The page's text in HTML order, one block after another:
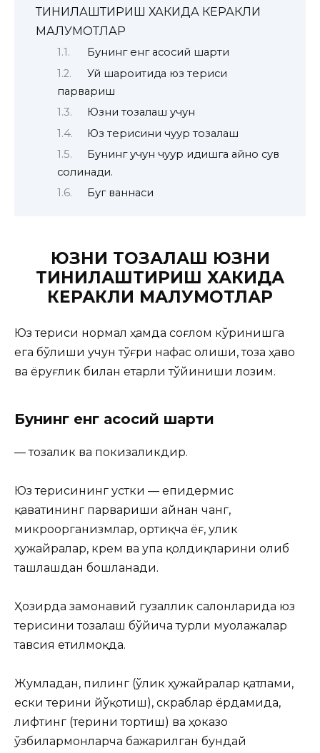
ТИНИҚЛАШТИРИШ ХАКИДА КЕРАКЛИ
МАЛУМОТЛАР
Бунинг енг асосий шарти
Уй шароитида юз териси
парвариш
Юзни тозалаш учун
Юз терисини чуқур тозалаш
Бунинг учун чуқур идишга қайноқ сув
солинади.
Буг ваннаси
ЮЗНИ ТОЗАЛАШ ЮЗНИ
ТИНИҚЛАШТИРИШ ХАКИДА
КЕРАКЛИ МАЛУМОТЛАР
Юз териси нормал ҳамда соғлом кўринишга
ега бўлиши учун тўғри нафас олиши, тоза ҳаво
ва ёруғлик билан етарли тўйиниши лозим.
Бунинг енг асосий шарти
— тозалик ва покизаликдир.
Юз терисининг устки — епидермис
қаватининг парвариши айнан чанг,
микроорганизмлар, ортиқча ёғ, улик
ҳужайралар, крем ва упа қолдиқларини олиб
ташлашдан бошланади.
Ҳозирда замонавий гузаллик салонларида юз
терисини тозалаш бўйича турли муолажалар
тавсия етилмоқда.
Жумладан, пилинг (ўлик ҳужайралар қатлами,
ески терини йўқотиш), скраблар ёрдамида,
лифтинг (терини тортиш) ва ҳоказо
ўзбилармонларча бажарилган бундай